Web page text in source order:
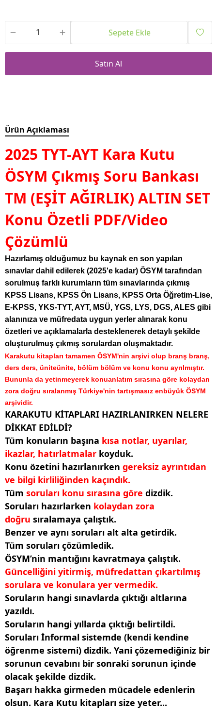
Sepete Ekle
Satın Al
Ürün Açıklaması
2025 TYT-AYT Kara Kutu
ÖSYM Çıkmış Soru Bankası
TM (EŞİT AĞIRLIK) ALTIN SET
Konu Özetli PDF/Video
Çözümlü
Hazırlamış olduğumuz bu kaynak en son yapılan
sınavlar dahil edilerek (2025'e kadar) ÖSYM tarafından
sorulmuş farklı kurumların tüm sınavlarında çıkmış
KPSS Lisans, KPSS Ön Lisans, KPSS Orta Öğretim-Lise,
E-KPSS, YKS-TYT, AYT, MSÜ, YGS, LYS, DGS, ALES gibi
alanınıza ve müfredata uygun yerler alınarak konu
özetleri ve açıklamalarla desteklenerek detaylı şekilde
oluşturulmuş çıkmış sorulardan oluşmaktadır.
Karakutu kitapları tamamen ÖSYM'nin arşivi olup branş branş,
ders ders, üniteünite, bölüm bölüm ve konu konu ayrılmıştır.
Bununla da yetinmeyerek konuanlatım sırasına göre kolaydan
zora doğru sıralanmış Türkiye'nin tartışmasız enbüyük ÖSYM
arşividir.
KARAKUTU KİTAPLARI HAZIRLANIRKEN NELERE
DİKKAT EDİLDİ?
Tüm konuların başına kısa notlar, uyarılar,
ikazlar, hatırlatmalar koyduk.
Konu özetini hazırlanırken gereksiz ayrıntıdan
ve bilgi kirliliğinden kaçındık.
Tüm soruları konu sırasına göre dizdik.
Soruları hazırlarken kolaydan zora
doğru sıralamaya çalıştık.
Benzer ve aynı soruları alt alta getirdik.
Tüm soruları çözümledik.
ÖSYM’nin mantığını kavratmaya çalıştık.
Güncelliğini yitirmiş, müfredattan çıkartılmış
sorulara ve konulara yer vermedik.
Soruların hangi sınavlarda çıktığı altlarına
yazıldı.
Soruların hangi yıllarda çıktığı belirtildi.
Soruları İnformal sistemde (kendi kendine
öğrenme sistemi) dizdik. Yani çözemediğiniz bir
sorunun cevabını bir sonraki sorunun içinde
olacak şekilde dizdik.
Başarı hakka girmeden mücadele edenlerin
olsun. Kara Kutu kitapları size yeter...